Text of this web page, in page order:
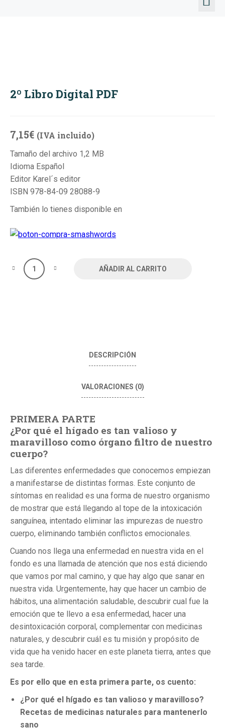
2º Libro Digital PDF
7,15€ (IVA incluido)
Tamaño del archivo 1,2 MB
Idioma Español
Editor Karel´s editor
ISBN 978-84-09 28088-9
También lo tienes disponible en
AÑADIR AL CARRITO
DESCRIPCIÓN
VALORACIONES (0)
PRIMERA PARTE
¿Por qué el hígado es tan valioso y
maravilloso como órgano filtro de nuestro
cuerpo?
Las diferentes enfermedades que conocemos empiezan
a manifestarse de distintas formas. Este conjunto de
síntomas en realidad es una forma de nuestro organismo
de mostrar que está llegando al tope de la intoxicación
sanguínea, intentado eliminar las impurezas de nuestro
cuerpo, eliminando también conflictos emocionales.
Cuando nos llega una enfermedad en nuestra vida en el
fondo es una llamada de atención que nos está diciendo
que vamos por mal camino, y que hay algo que sanar en
nuestra vida. Urgentemente, hay que hacer un cambio de
hábitos, una alimentación saludable, descubrir cual fue la
emoción que te llevo a esa enfermedad, hacer una
desintoxicación corporal, complementar con medicinas
naturales, y descubrir cuál es tu misión y propósito de
vida que ha venido hacer en este planeta tierra, antes que
sea tarde.
Es por ello que en esta primera parte, os cuento:
¿Por qué el hígado es tan valioso y maravilloso?
Recetas de medicinas naturales para mantenerlo
sano